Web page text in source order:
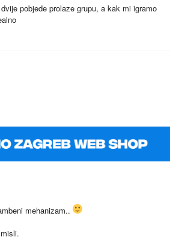
pobjede prolaze grupu, a kak mi igramo
mehanizam..